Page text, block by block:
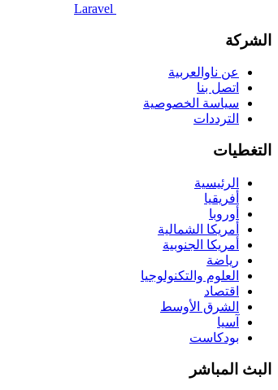
Laravel
الشركة
عن ناوالعربية
اتصل بنا
سياسة الخصوصية
الترددات
التغطيات
الرئيسية
أفريقيا
أوروبا
أمريكا الشمالية
أمريكا الجنوبية
رياضة
العلوم والتكنولوجيا
اقتصاد
الشرق الأوسط
آسيا
بودكاست
البث المباشر